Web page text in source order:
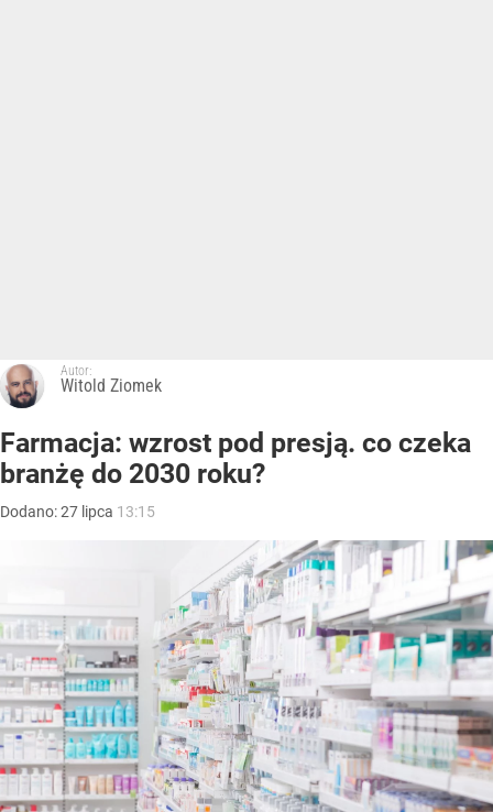
Autor:
Witold Ziomek
Farmacja: wzrost pod presją. co czeka
branżę do 2030 roku?
Dodano:27 lipca 13:15